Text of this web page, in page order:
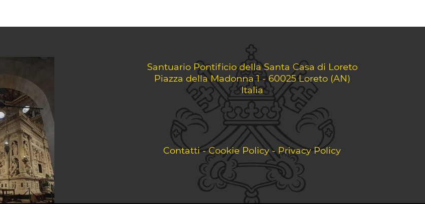
Santuario Pontificio della Santa Casa di Loreto
Piazza della Madonna 1 - 60025 Loreto (AN)
Italia
Contatti-Cookie Policy-Privacy Policy